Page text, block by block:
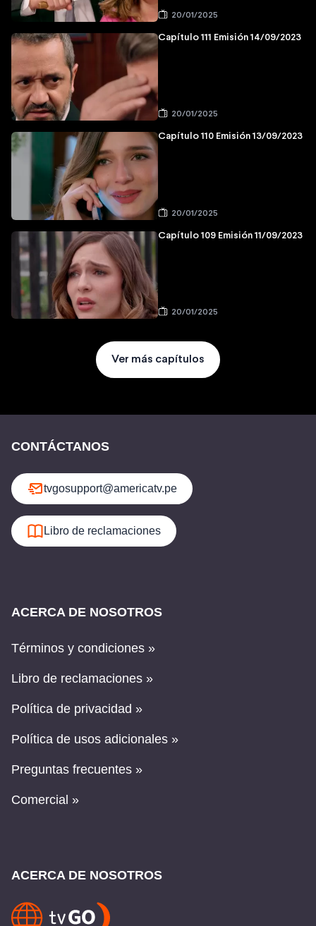
20/01/2025
Capítulo 111 Emisión 14/09/2023
20/01/2025
Capítulo 110 Emisión 13/09/2023
20/01/2025
Capítulo 109 Emisión 11/09/2023
20/01/2025
Ver más capítulos
CONTÁCTANOS
tvgosupport@americatv.pe
Libro de reclamaciones
ACERCA DE NOSOTROS
Términos y condiciones »
Libro de reclamaciones »
Política de privacidad »
Política de usos adicionales »
Preguntas frecuentes »
Comercial »
ACERCA DE NOSOTROS